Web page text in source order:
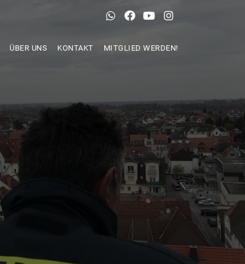
ÜBER UNS KONTAKT MITGLIED WERDEN!